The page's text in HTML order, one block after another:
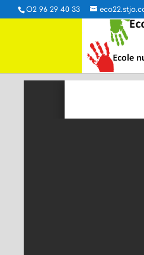
O2 96 29 40 33